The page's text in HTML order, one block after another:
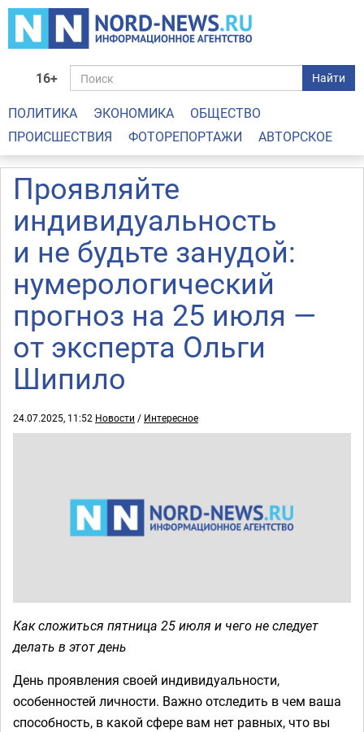
16+ Найти
ПОЛИТИКА ЭКОНОМИКА
ОБЩЕСТВО
ПРОИСШЕСТВИЯ
ФОТОРЕПОРТАЖИ АВТОРСКОЕ
Проявляйте
индивидуальность
и не будьте занудой:
нумерологический
прогноз на 25 июля —
от эксперта Ольги
Шипило
24.07.2025, 11:52 Новости / Интересное
Как сложиться пятница 25 июля и чего не следует
делать в этот день
День проявления своей индивидуальности,
особенностей личности. Важно отследить в чем ваша
способность, в какой сфере вам нет равных, что вы